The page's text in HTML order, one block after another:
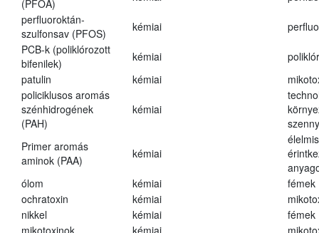
(PFOA)
perfluoroktán-
szulfonsav (PFOS)
kémiai
PCB-k (poliklórozott
bifenilek)
kémiai
patulin
kémiai
policiklusos aromás
szénhidrogének
(PAH)
kémiai
Primer aromás
aminok (PAA)
kémiai
ólom
kémiai
fémek
ochratoxin
kémiai
nikkel
kémiai
fémek